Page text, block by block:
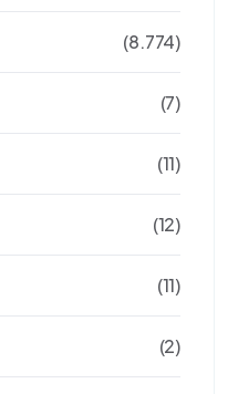
(8.774)
(7)
(11)
(12)
(11)
(2)